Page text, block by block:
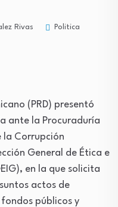
Rivas
Politica
(PRD) presentó
ante la Procuraduría
la Corrupción
General de Ética e
en la que solicita
actos de
públicos y